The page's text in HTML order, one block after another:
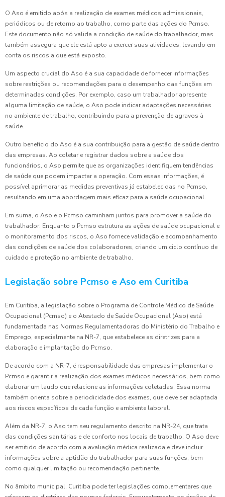
O Aso é emitido após a realização de exames médicos admissionais,
periódicos ou de retorno ao trabalho, como parte das ações do Pcmso.
Este documento não só valida a condição de saúde do trabalhador, mas
também assegura que ele está apto a exercer suas atividades, levando em
conta os riscos a que está exposto.
Um aspecto crucial do Aso é a sua capacidade de fornecer informações
sobre restrições ou recomendações para o desempenho das funções em
determinadas condições. Por exemplo, caso um trabalhador apresente
alguma limitação de saúde, o Aso pode indicar adaptações necessárias
no ambiente de trabalho, contribuindo para a prevenção de agravos à
saúde.
Outro benefício do Aso é a sua contribuição para a gestão de saúde dentro
das empresas. Ao coletar e registrar dados sobre a saúde dos
funcionários, o Aso permite que as organizações identifiquem tendências
de saúde que podem impactar a operação. Com essas informações, é
possível aprimorar as medidas preventivas já estabelecidas no Pcmso,
resultando em uma abordagem mais eficaz para a saúde ocupacional.
Em suma, o Aso e o Pcmso caminham juntos para promover a saúde do
trabalhador. Enquanto o Pcmso estrutura as ações de saúde ocupacional e
o monitoramento dos riscos, o Aso fornece validação e acompanhamento
das condições de saúde dos colaboradores, criando um ciclo contínuo de
cuidado e proteção no ambiente de trabalho.
Legislação sobre Pcmso e Aso em Curitiba
Em Curitiba, a legislação sobre o Programa de Controle Médico de Saúde
Ocupacional (Pcmso) e o Atestado de Saúde Ocupacional (Aso) está
fundamentada nas Normas Regulamentadoras do Ministério do Trabalho e
Emprego, especialmente na NR-7, que estabelece as diretrizes para a
elaboração e implantação do Pcmso.
De acordo com a NR-7, é responsabilidade das empresas implementar o
Pcmso e garantir a realização dos exames médicos necessários, bem como
elaborar um laudo que relacione as informações coletadas. Essa norma
também orienta sobre a periodicidade dos exames, que deve ser adaptada
aos riscos específicos de cada função e ambiente laboral.
Além da NR-7, o Aso tem seu regulamento descrito na NR-24, que trata
das condições sanitárias e de conforto nos locais de trabalho. O Aso deve
ser emitido de acordo com a avaliação médica realizada e deve incluir
informações sobre a aptidão do trabalhador para suas funções, bem
como qualquer limitação ou recomendação pertinente.
No âmbito municipal, Curitiba pode ter legislações complementares que